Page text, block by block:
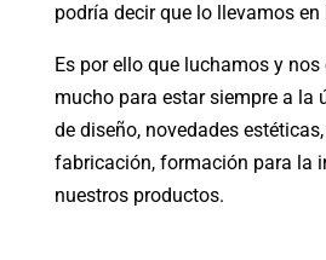
podría decir que lo llevamos en
Es por ello que luchamos y
mucho para estar siempre a la
de diseño, novedades
fabricación, formación para la
nuestros productos.